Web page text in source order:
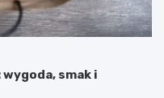
smak i